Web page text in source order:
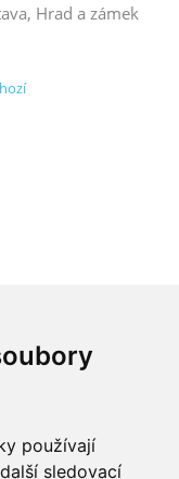
používají
sledovací
Hrad a zámek